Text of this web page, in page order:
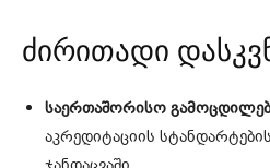
ძირითადი
საერთაშორისო
აკრედიტაციის